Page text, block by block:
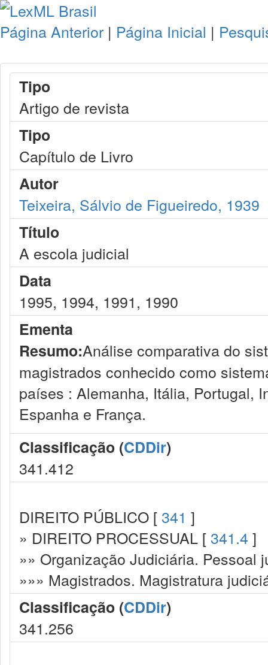
Página Anterior | Página Inicial |
Tipo
Artigo de revista
Tipo
Capítulo de Livro
Autor
Teixeira, Sálvio de Figueiredo, 1939
Título
A escola judicial
Data
1995, 1994, 1991, 1990
Ementa
Resumo:Análise comparativa do
magistrados conhecido como
países : Alemanha, Itália, Portugal,
Espanha e França.
Classificação (CDDir)
341.412
DIREITO PÚBLICO [ 341 ]
» DIREITO PROCESSUAL [ 341.4 ]
»» Organização Judiciária. Pessoal
»»» Magistrados. Magistratura
Classificação (CDDir)
341.256